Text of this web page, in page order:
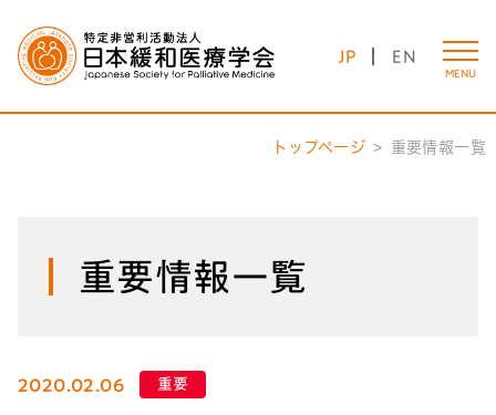
JP EN
MENU
トップページ 重要情報一覧
重要情報一覧
2020.02.06 重要